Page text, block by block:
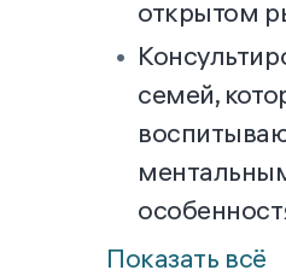
открытом
семей,
Показать всё